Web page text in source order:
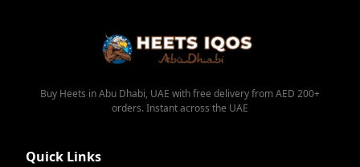
Buy Heets in Abu Dhabi, UAE with free delivery from AED 200+
orders. Instant across the UAE
Quick Links